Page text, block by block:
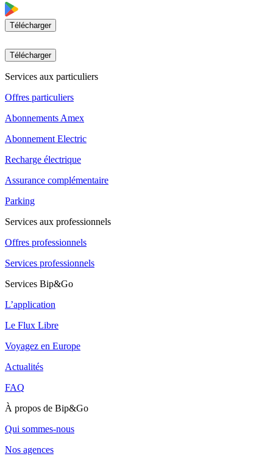
Télécharger
Télécharger
Services aux particuliers
Offres particuliers
Abonnements Amex
Abonnement Electric
Recharge électrique
Assurance complémentaire
Parking
Services aux professionnels
Offres professionnels
Services professionnels
Services Bip&Go
L’application
Le Flux Libre
Voyagez en Europe
Actualités
FAQ
À propos de Bip&Go
Qui sommes-nous
Nos agences